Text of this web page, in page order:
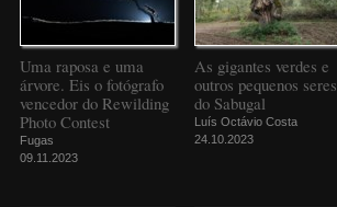
Uma raposa e uma
árvore. Eis o fotógrafo
vencedor do Rewilding
Photo Contest
Fugas
09.11.2023
As gigantes verdes e
outros pequenos seres
do Sabugal
Luís Octávio Costa
24.10.2023